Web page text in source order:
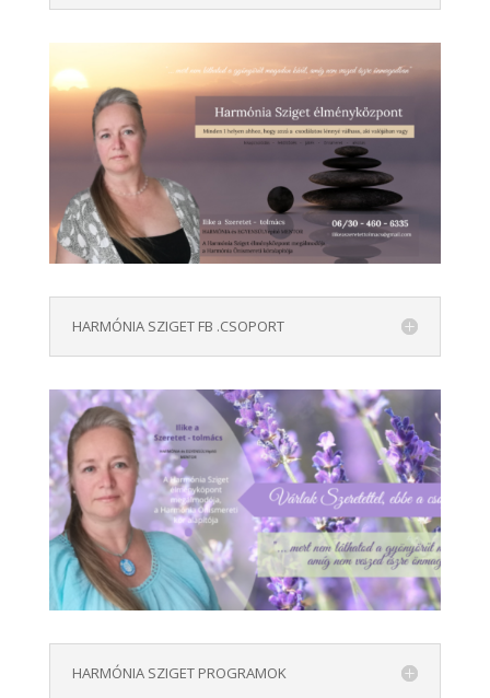
HARMÓNIA SZIGET FB .CSOPORT
HARMÓNIA SZIGET PROGRAMOK